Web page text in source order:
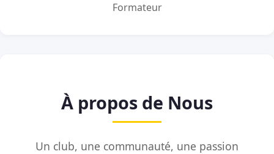
Formateur
À propos de Nous
Un club, une communauté, une passion